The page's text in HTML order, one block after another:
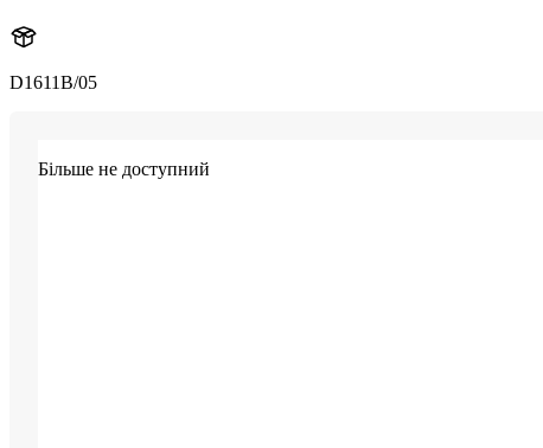
D1611B/05
Більше не доступний